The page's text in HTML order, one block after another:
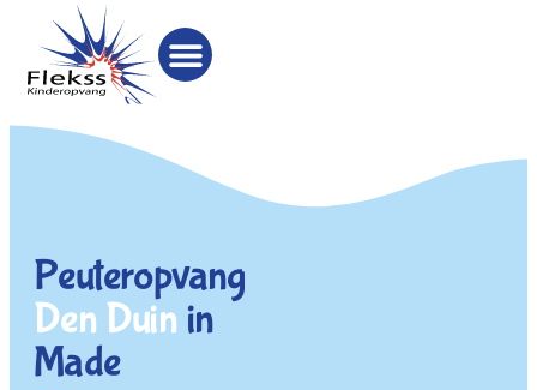
Peuteropvang
Den Duin in
Made